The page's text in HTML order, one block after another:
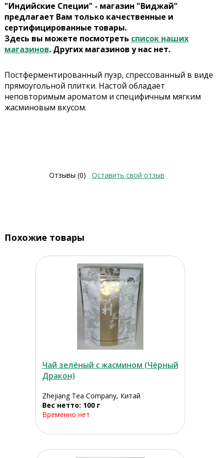
"Индийские Специи" - магазин "Виджай"
предлагает Вам только качественные и
сертифицированные товары.
Здесь вы можете посмотреть список наших
магазинов. Других магазинов у нас нет.
Постферментированный пуэр, спрессованный в виде
прямоугольной плитки. Настой обладает
неповторимым ароматом и специфичным мягким
жасминовым вкусом.
Отзывы (0) Оставить свой отзыв
Похожие товары
Чай зелёный с жасмином (Чёрный
Дракон)
Zhejiang Tea Company, Китай
Вес нетто: 100 г
Временно нет